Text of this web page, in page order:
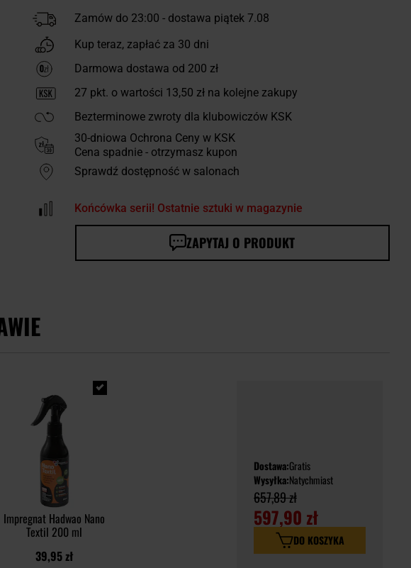
Zamów do 23:00 - dostawa piątek 7.08
Kup teraz, zapłać za 30 dni
Darmowa dostawa od 200 zł
27 pkt. o wartości 13,50 złna kolejne zakupy
Bezterminowe zwroty dla klubowiczów KSK
30-dniowa Ochrona Ceny w KSK
Cena spadnie - otrzymasz kupon
Sprawdź dostępność w salonach
Końcówka serii! Ostatnie sztuki w magazynie
ZAPYTAJ O PRODUKT
Impregnat Hadwao Nano
Textil 200 ml
39,95 zł
Dostawa:Gratis
Wysyłka:Natychmiast
657,89 zł
597,90 zł
DO KOSZYKA